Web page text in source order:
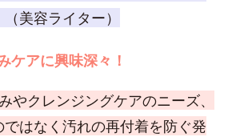
美容ライター）
ケアに興味深々！
やクレンジングケアのニーズ、
はなく汚れの再付着を防ぐ発